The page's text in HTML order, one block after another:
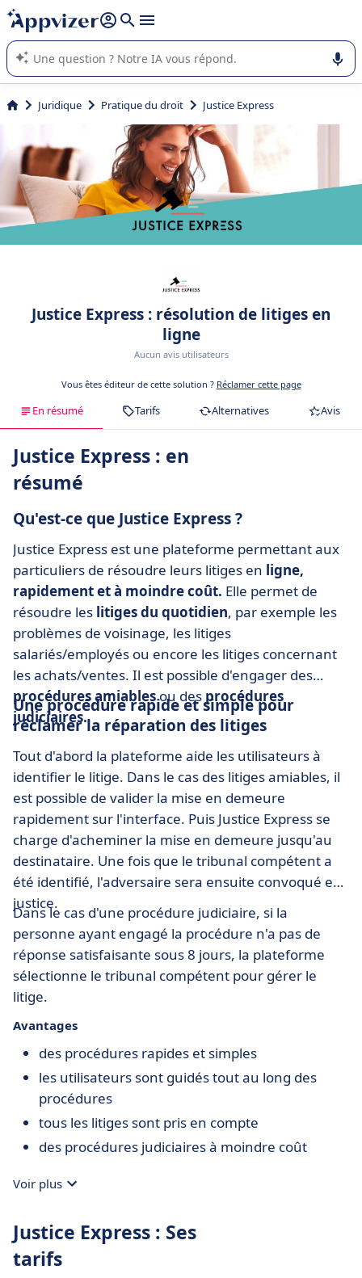
répondre (plusieurs lignes avec
L'IA de Appvizer vous guide dans l'utilisation ou la sélection de
logiciel SaaS en entreprise.
Juridique Pratique du droit Justice Express
Justice Express : résolution de litiges en
ligne
Aucun avis utilisateurs
Vous êtes éditeur de cette solution ? Réclamer cette page
En résumé Tarifs Alternatives Avis
Justice Express : en
résumé
Qu'est-ce que Justice Express ?
Justice Express est une plateforme permettant aux
particuliers de résoudre leurs litiges en ligne,
rapidement et à moindre coût. Elle permet de
résoudre les litiges du quotidien, par exemple les
problèmes de voisinage, les litiges
salariés/employés ou encore les litiges concernant
les achats/ventes. Il est possible d'engager des
procédures amiablesou des procédures
judiciaires.
Une procédure rapide et simple pour
réclamer la réparation des litiges
Tout d'abord la plateforme aide les utilisateurs à
identifier le litige. Dans le cas des litiges amiables, il
est possible de valider la mise en demeure
rapidement sur l'interface. Puis Justice Express se
charge d'acheminer la mise en demeure jusqu'au
destinataire. Une fois que le tribunal compétent a
été identifié, l'adversaire sera ensuite convoqué en
justice.
Dans le cas d'une procédure judiciaire, si la
personne ayant engagé la procédure n'a pas de
réponse satisfaisante sous 8 jours, la plateforme
sélectionne le tribunal compétent pour gérer le
litige.
Avantages
des procédures rapides et simples
les utilisateurs sont guidés tout au long des
procédures
tous les litiges sont pris en compte
des procédures judiciaires à moindre coût
Voir plus
Justice Express : Ses
tarifs